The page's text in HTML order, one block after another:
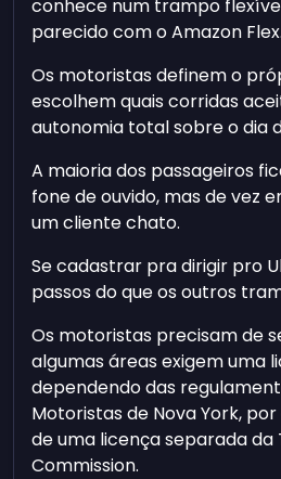
conhece num trampo
parecido com o Amazon Flex.
Os motoristas definem o
escolhem quais corridas
autonomia total sobre o dia
A maioria dos passageiros
fone de ouvido, mas de vez
um cliente chato.
Se cadastrar pra dirigir pro
passos do que os outros
Os motoristas precisam de
algumas áreas exigem uma
dependendo das
Motoristas de Nova York,
de uma licença separada da
Commission.